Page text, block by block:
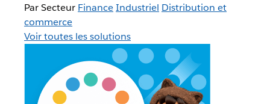
Par Secteur FinanceIndustriel Distribution et
commerce
Voir toutes les solutions